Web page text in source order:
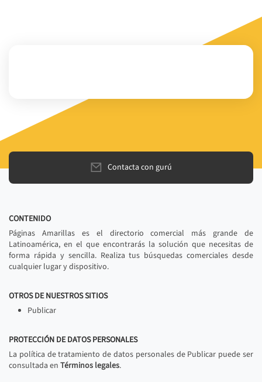
Contacta con gurú
CONTENIDO
Páginas Amarillas es el directorio comercial más grande de
Latinoamérica, en el que encontrarás la solución que necesitas de
forma rápida y sencilla. Realiza tus búsquedas comerciales desde
cualquier lugar y dispositivo.
OTROS DE NUESTROS SITIOS
Publicar
PROTECCIÓN DE DATOS PERSONALES
La política de tratamiento de datos personales de Publicar puede ser
consultada en Términos legales.